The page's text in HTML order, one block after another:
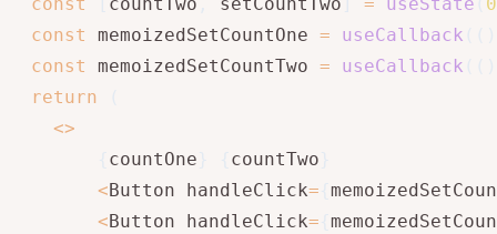
const
memoizedSetCountOne = useCallback
const
memoizedSetCountTwo = useCallback
return
<>
countOne countTwo
<Button handleClick=
<Button handleClick=